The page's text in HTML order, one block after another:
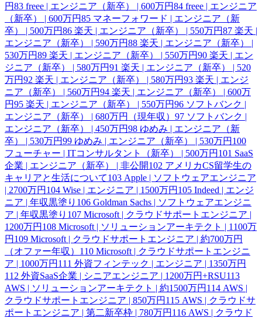
円83 freee | エンジニア（新卒） | 600万円84 freee | エンジニア
（新卒） | 600万円85 マネーフォワード | エンジニア（新
卒） | 500万円86 楽天 | エンジニア（新卒） | 550万円87 楽天 |
エンジニア（新卒） | 590万円88 楽天 | エンジニア（新卒） |
530万円89 楽天 | エンジニア（新卒） | 550万円90 楽天 | エン
ジニア（新卒） | 580万円91 楽天 | エンジニア（新卒） | 520
万円92 楽天 | エンジニア（新卒） | 580万円93 楽天 | エンジ
ニア（新卒） | 560万円94 楽天 | エンジニア（新卒） | 600万
円95 楽天 | エンジニア（新卒） | 550万円96 ソフトバンク |
エンジニア（新卒） | 680万円（現年収） 97 ソフトバンク |
エンジニア（新卒） | 450万円98 ゆめみ | エンジニア（新
卒） | 530万円99 ゆめみ | エンジニア（新卒） | 530万円 100
フューチャー | ITコンサルタント（新卒） | 500万円 101 SaaS
企業 | エンジニア（新卒） | 非公開102 アメリカCS留学生の
キャリアと生活について103 Apple | ソフトウェアエンジニア
| 2700万円 104 Wise | エンジニア | 1500万円 105 Indeed | エンジ
ニア | 年収黒塗り 106 Goldman Sachs | ソフトウェアエンジニ
ア | 年収黒塗り 107 Microsoft | クラウドサポートエンジニア |
1200万円 108 Microsoft | ソリューションアーキテクト | 1100万
円 109 Microsoft | クラウドサポートエンジニア | 約700万円
（オファー年収） 110 Microsoft | クラウドサポートエンジニ
ア | 1000万円 111 外資フィンテック | エンジニア | 1350万円
112 外資SaaS企業 | シニアエンジニア | 1200万円+RSU113
AWS | ソリューションアーキテクト | 約1500万円 114 AWS |
クラウドサポートエンジニア | 850万円 115 AWS | クラウドサ
ポートエンジニア | 第二新卒枠 | 780万円 116 AWS | クラウド